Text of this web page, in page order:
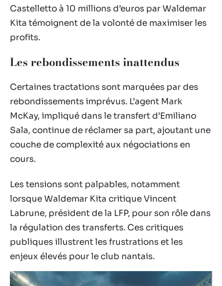
Castelletto à 10 millions d’euros par Waldemar
Kita témoignent de la volonté de maximiser les
profits.
Les rebondissements inattendus
Certaines tractations sont marquées par des
rebondissements imprévus. L’agent Mark
McKay, impliqué dans le transfert d’Emiliano
Sala, continue de réclamer sa part, ajoutant une
couche de complexité aux négociations en
cours.
Les tensions sont palpables, notamment
lorsque Waldemar Kita critique Vincent
Labrune, président de la LFP, pour son rôle dans
la régulation des transferts. Ces critiques
publiques illustrent les frustrations et les
enjeux élevés pour le club nantais.